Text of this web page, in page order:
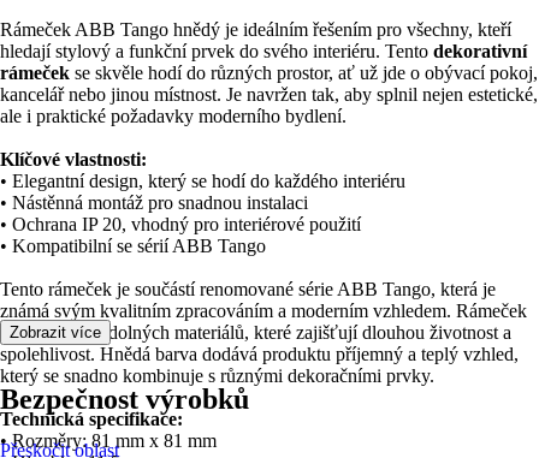
Rámeček ABB Tango hnědý je ideálním řešením pro všechny, kteří
hledají stylový a funkční prvek do svého interiéru. Tento dekorativní
rámeček se skvěle hodí do různých prostor, ať už jde o obývací pokoj,
kancelář nebo jinou místnost. Je navržen tak, aby splnil nejen estetické,
ale i praktické požadavky moderního bydlení.
Klíčové vlastnosti:
• Elegantní design, který se hodí do každého interiéru
• Nástěnná montáž pro snadnou instalaci
• Ochrana IP 20, vhodný pro interiérové použití
• Kompatibilní se sérií ABB Tango
Tento rámeček je součástí renomované série ABB Tango, která je
známá svým kvalitním zpracováním a moderním vzhledem. Rámeček
je vyroben z odolných materiálů, které zajišťují dlouhou životnost a
spolehlivost. Hnědá barva dodává produktu příjemný a teplý vzhled,
který se snadno kombinuje s různými dekoračními prvky.
Technická specifikace:
• Rozměry: 81 mm x 81 mm
Zobrazit více
Bezpečnost výrobků
Přeskočit oblast